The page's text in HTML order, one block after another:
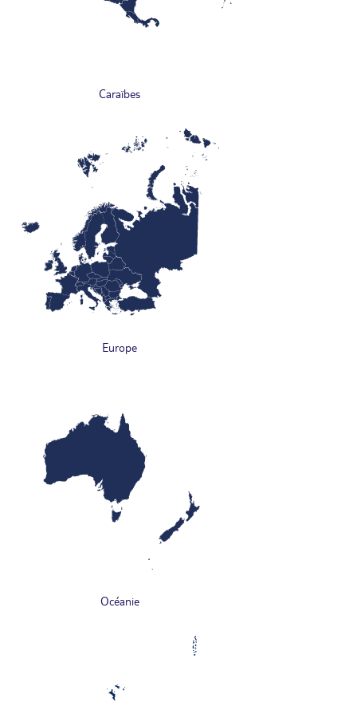
Caraïbes
Europe
Océanie